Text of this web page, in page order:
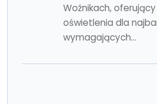
Woźnikach,
oświetlenia dla
wymagających...